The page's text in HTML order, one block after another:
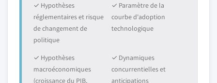
✓ Hypothèses
réglementaires et risque
de changement de
politique
✓ Paramètre de la
courbe d'adoption
technologique
✓ Hypothèses
macroéconomiques
(croissance du PIB,
✓ Dynamiques
concurrentielles et
anticipations